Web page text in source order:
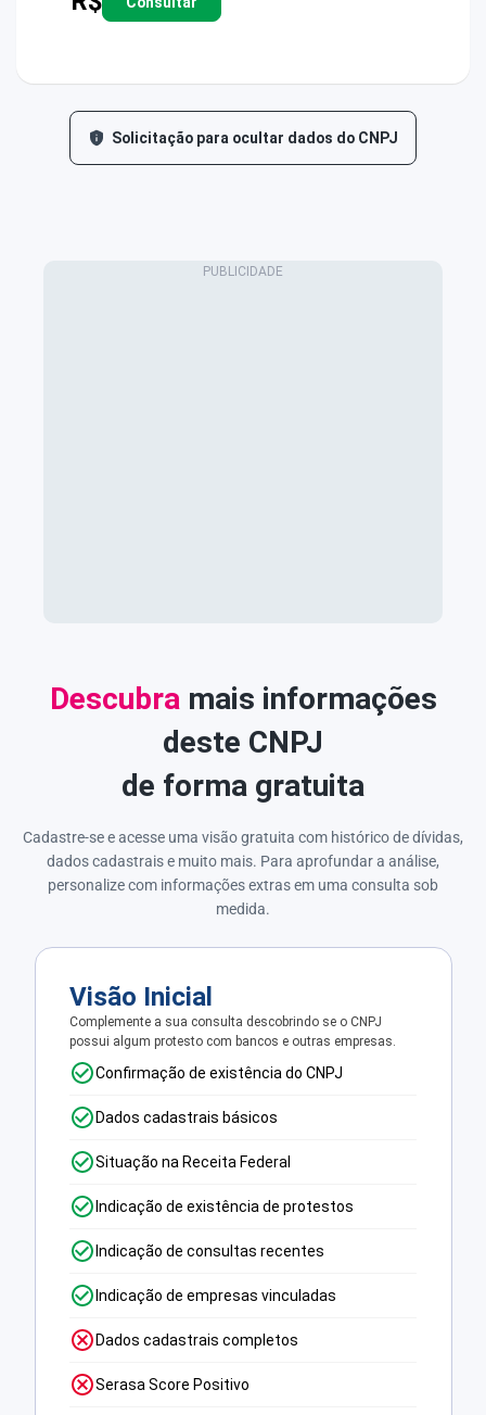
Solicitação para ocultar dados do CNPJ
Descubra mais informações
deste CNPJ
de forma gratuita
Cadastre-se e acesse uma visão gratuita com histórico de dívidas,
dados cadastrais e muito mais. Para aprofundar a análise,
personalize com informações extras em uma consulta sob
medida.
Visão Inicial
Complemente a sua consulta descobrindo se o CNPJ
possui algum protesto com bancos e outras empresas.
Confirmação de existência do CNPJ
Dados cadastrais básicos
Situação na Receita Federal
Indicação de existência de protestos
Indicação de consultas recentes
Indicação de empresas vinculadas
Dados cadastrais completos
Serasa Score Positivo